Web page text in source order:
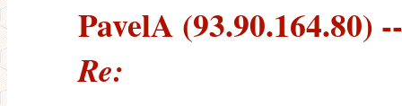
PavelA (93.90.164.80)
Re: